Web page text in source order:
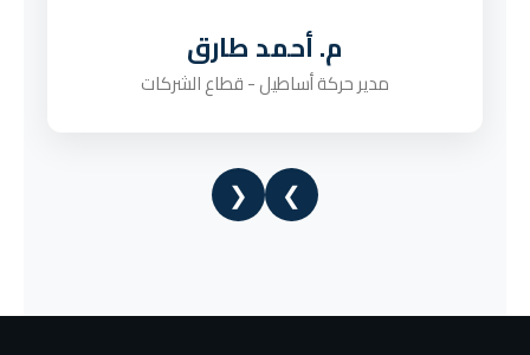
م. أحمد طارق
مدير حركة أساطيل - قطاع الشركات
❯
❮